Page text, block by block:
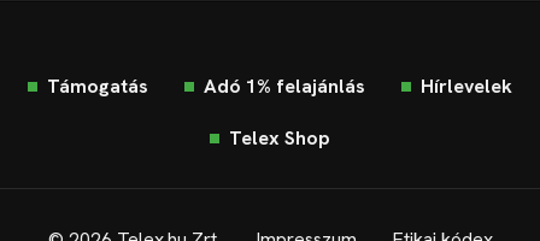
Támogatás Adó 1% felajánlás Hírlevelek
Telex Shop